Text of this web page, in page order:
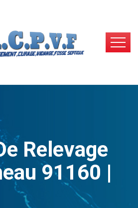
Relevage
91160 |